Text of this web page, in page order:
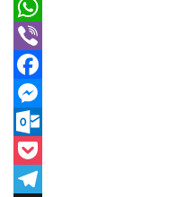
WhatsApp
Viber
Facebook
Messenger
Outlook.com
Pocket